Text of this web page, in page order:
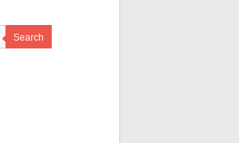
Search